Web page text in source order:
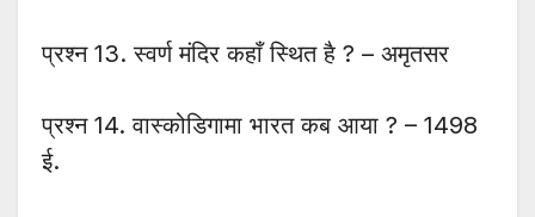
प्रश्न 13. स्वर्ण मंदिर कहाँ स्थित है ? – अमृतसर
प्रश्न 14. वास्कोडिगामा भारत कब आया ? – 1498
ई.